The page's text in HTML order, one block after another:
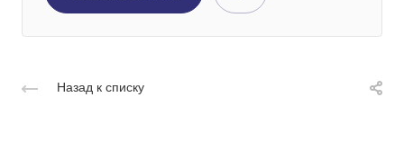
Назад к списку